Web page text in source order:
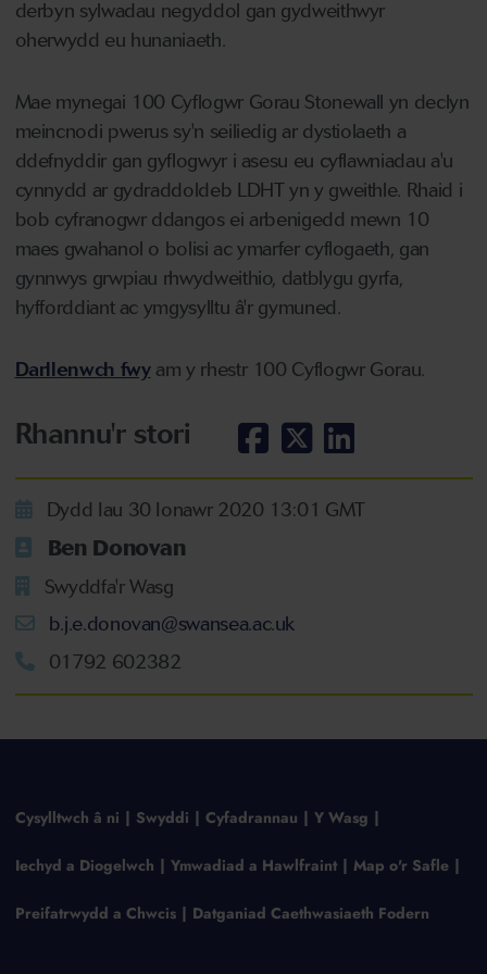
derbyn sylwadau negyddol gan gydweithwyr
oherwydd eu hunaniaeth.
Mae mynegai 100 Cyflogwr Gorau Stonewall yn declyn
meincnodi pwerus sy'n seiliedig ar dystiolaeth a
ddefnyddir gan gyflogwyr i asesu eu cyflawniadau a'u
cynnydd ar gydraddoldeb LDHT yn y gweithle. Rhaid i
bob cyfranogwr ddangos ei arbenigedd mewn 10
maes gwahanol o bolisi ac ymarfer cyflogaeth, gan
gynnwys grwpiau rhwydweithio, datblygu gyrfa,
hyfforddiant ac ymgysylltu â'r gymuned.
Darllenwch fwyam y rhestr 100 Cyflogwr Gorau.
Rhannu'r stori
Dydd Iau 30 Ionawr 2020 13:01 GMT
Ben Donovan
Swyddfa'r Wasg
b.j.e.donovan@swansea.ac.uk
01792 602382
Cysylltwch â ni Swyddi Cyfadrannau Y Wasg
Iechyd a Diogelwch Ymwadiad a Hawlfraint Map o'r Safle
Preifatrwydd a Chwcis Datganiad Caethwasiaeth Fodern